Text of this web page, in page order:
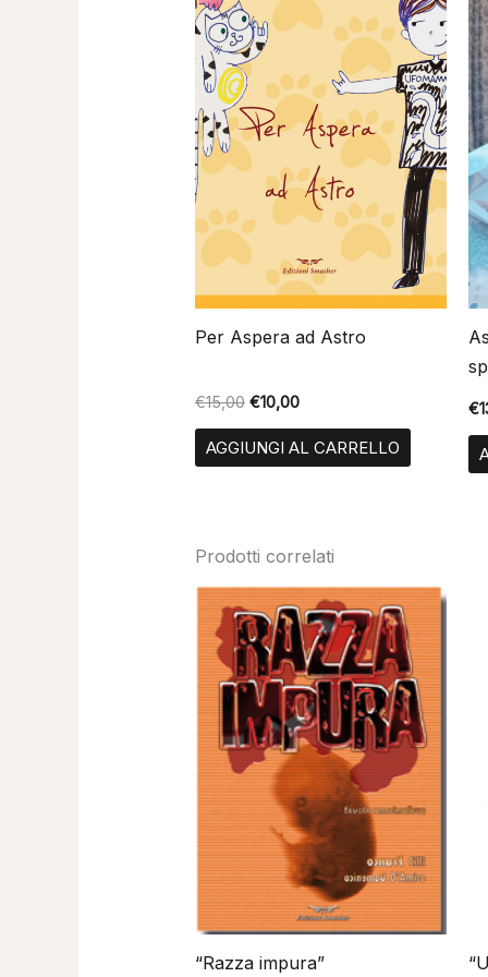
Per Aspera ad Astro
€15,00
€15,00.
€10,00
€10,00.
AGGIUNGI AL CARRELLO
€
Prodotti correlati
“Razza impura”